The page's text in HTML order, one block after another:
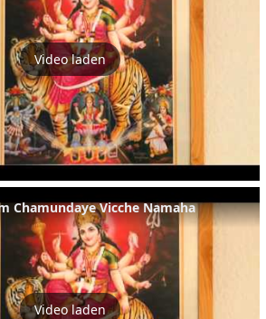
Video laden
Chamundaye Vicche Namaha
Video laden